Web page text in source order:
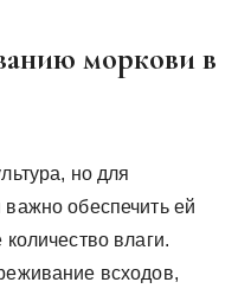
моркови в
но для
обеспечить ей
влаги.
всходов,